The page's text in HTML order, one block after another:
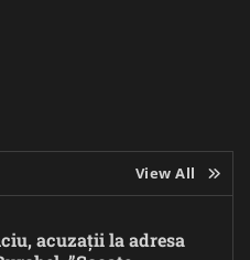
View All
acuzații la adresa